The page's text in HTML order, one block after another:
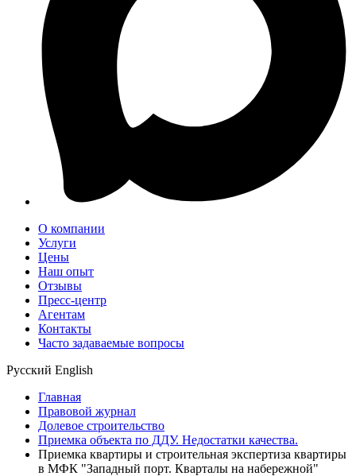
О компании
Услуги
Цены
Наш опыт
Отзывы
Пресс-центр
Агентам
Контакты
Часто задаваемые вопросы
Русский English
Главная
Правовой журнал
Долевое строительство
Приемка объекта по ДДУ. Недостатки качества.
Приемка квартиры и строительная экспертиза квартиры
в МФК "Западный порт. Кварталы на набережной"